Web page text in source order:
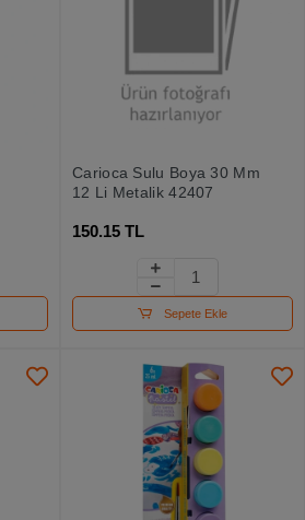
Carioca Sulu Boya 30 Mm
12 Li Metalik 42407
150.15 TL
Sepete Ekle